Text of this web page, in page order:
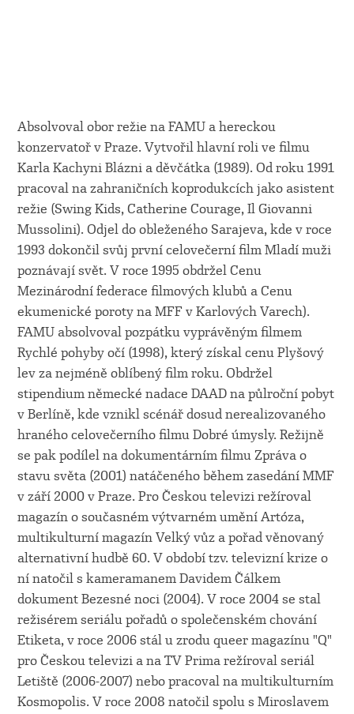
Absolvoval obor režie na FAMU a hereckou
konzervatoř v Praze. Vytvořil hlavní roli ve filmu
Karla Kachyni Blázni a děvčátka (1989). Od roku 1991
pracoval na zahraničních koprodukcích jako asistent
režie (Swing Kids, Catherine Courage, Il Giovanni
Mussolini). Odjel do obleženého Sarajeva, kde v roce
1993 dokončil svůj první celovečerní film Mladí muži
poznávají svět. V roce 1995 obdržel Cenu
Mezinárodní federace filmových klubů a Cenu
ekumenické poroty na MFF v Karlových Varech).
FAMU absolvoval pozpátku vyprávěným filmem
Rychlé pohyby očí (1998), který získal cenu Plyšový
lev za nejméně oblíbený film roku. Obdržel
stipendium německé nadace DAAD na půlroční pobyt
v Berlíně, kde vznikl scénář dosud nerealizovaného
hraného celovečerního filmu Dobré úmysly. Režijně
se pak podílel na dokumentárním filmu Zpráva o
stavu světa (2001) natáčeného během zasedání MMF
v září 2000 v Praze. Pro Českou televizi režíroval
magazín o současném výtvarném umění Artóza,
multikulturní magazín Velký vůz a pořad věnovaný
alternativní hudbě 60. V období tzv. televizní krize o
ní natočil s kameramanem Davidem Čálkem
dokument Bezesné noci (2004). V roce 2004 se stal
režisérem seriálu pořadů o společenském chování
Etiketa, v roce 2006 stál u zrodu queer magazínu "Q"
pro Českou televizi a na TV Prima režíroval seriál
Letiště (2006-2007) nebo pracoval na multikulturním
Kosmopolis. V roce 2008 natočil spolu s Miroslavem